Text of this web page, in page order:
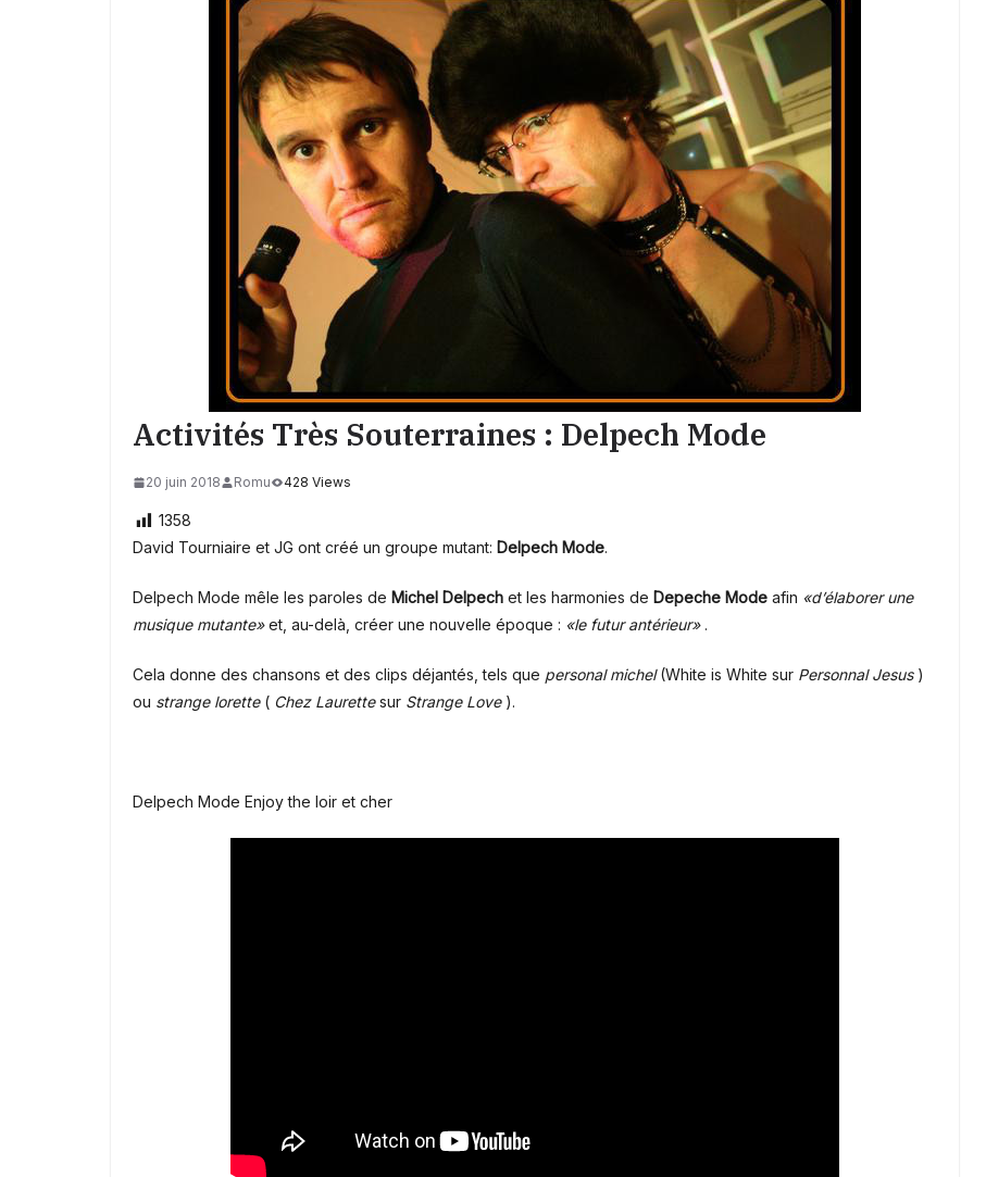
Activités Très Souterraines : Delpech Mode
20 juin 2018 Romu 428 Views
1358
David Tourniaire et JG ont créé un groupe mutant: Delpech Mode.
Delpech Mode mêle les paroles de Michel Delpech et les harmonies de Depeche Mode afin «d’élaborer une
musique mutante»et, au-delà, créer une nouvelle époque : «le futur antérieur» .
Cela donne des chansons et des clips déjantés, tels que personal michel(White is White sur Personnal Jesus )
ou strange lorette ( Chez Laurettesur Strange Love ).
Delpech Mode Enjoy the loir et cher